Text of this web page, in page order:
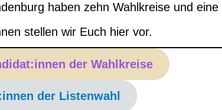
haben zehn Wahlkreise und
stellen wir Euch hier vor.
der Wahlkreise
der Listenwahl